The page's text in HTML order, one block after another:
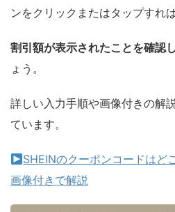
ンをクリックまたはタップすれ
割引額が表示されたことを確認
ょう。
詳しい入力手順や画像付きの解
ています。
SHEINのクーポンコードはど
画像付きで解説